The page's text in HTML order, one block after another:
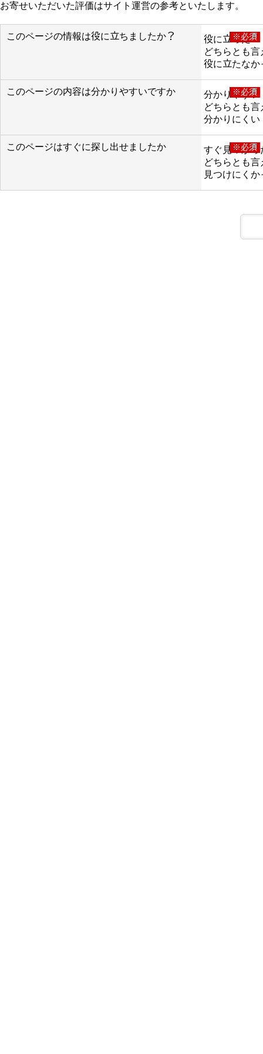
お寄せいただいた評価はサイト運営の参考といたします。
このページの情報は役に立ちましたか？ ※必須
役に立った
どちらとも言
役に立たなか
このページの内容は分かりやすいですか ※必須
分かりやすい
どちらとも言
分かりにくい
このページはすぐに探し出せましたか ※必須
すぐ見つかっ
どちらとも言
見つけにくか